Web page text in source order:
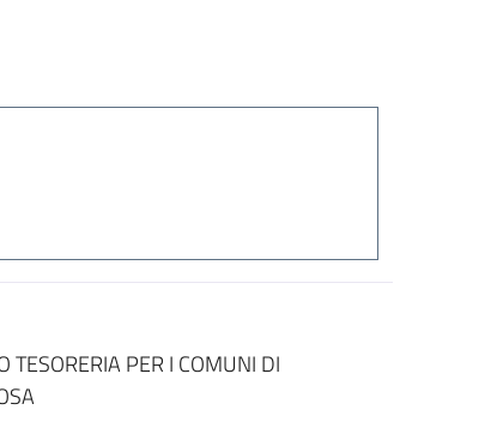
TESORERIA PER I COMUNI DI